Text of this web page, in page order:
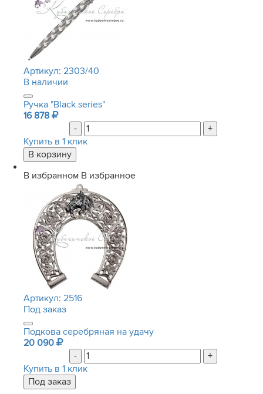
Артикул: 2303/40
В наличии
Ручка "Black series"
16 878
-
+
Купить в 1 клик
В избранном В избранное
Артикул: 2516
Под заказ
Подкова серебряная на удачу
20 090
-
+
Купить в 1 клик